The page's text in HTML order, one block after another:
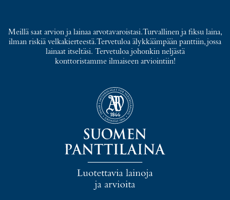
Meillä saat arvion ja lainaa arvotavaroistasi. Turvallinen ja fiksu laina,
ilman riskiä velkakierteestä. Tervetuloa älykkäämpään panttiin, jossa
lainaat itseltäsi. Tervetuloa johonkin neljästä
konttoristamme ilmaiseen arviointiin!